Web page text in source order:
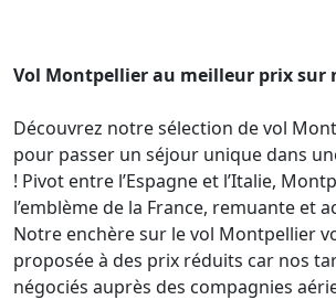
Vol Montpellier au meilleur prix sur
Découvrez notre sélection de vol
pour passer un séjour unique dans
! Pivot entre l’Espagne et l’Italie,
l’emblème de la France, remuante et
Notre enchère sur le vol Montpellier
proposée à des prix réduits car nos
négociés auprès des compagnies